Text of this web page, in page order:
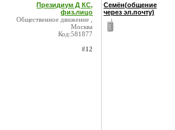
Президиум Д КС,
физ.лицо
Общественное движение ,
Москва
Код:581877
#12
Семён(общение
через эл.почту)